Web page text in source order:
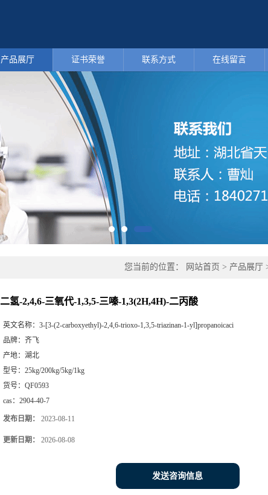
产品展厅 证书荣誉 联系方式 在线留言
您当前的位置： 网站首页 > 产品展厅
二氢-2,4,6-三氧代-1,3,5-三嗪-1,3(2H,4H)-二丙酸
英文名称： 3-[3-(2-carboxyethyl)-2,4,6-trioxo-1,3,5-triazinan-1-yl]propanoicaci
品牌： 齐飞
产地： 湖北
型号： 25kg/200kg/5kg/1kg
货号： QF0593
cas： 2904-40-7
发布日期： 2023-08-11
更新日期： 2026-08-08
发送咨询信息